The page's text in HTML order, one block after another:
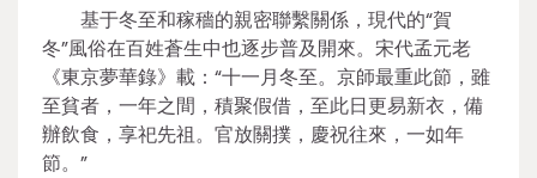
基于冬至和稼穡的親密聯繫關係，現代的“賀
冬”風俗在百姓蒼生中也逐步普及開來。宋代孟元老
《東京夢華錄》載：“十一月冬至。京師最重此節，雖
至貧者，一年之間，積聚假借，至此日更易新衣，備
辦飲食，享祀先祖。官放關撲，慶祝往來，一如年
節。”